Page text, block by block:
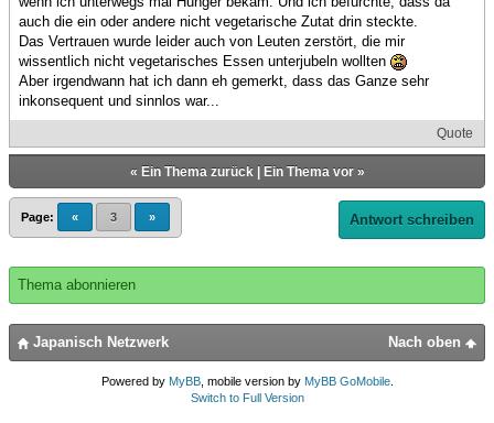
auch die ein oder andere nicht vegetarische Zutat drin steckte.
Das Vertrauen wurde leider auch von Leuten zerstört, die mir
wissentlich nicht vegetarisches Essen unterjubeln wollten
Aber irgendwann hat ich dann eh gemerkt, dass das Ganze sehr
inkonsequent und sinnlos war...
Quote
« Ein Thema zurück| Ein Thema vor»
Page: « 3 » Antwort schreiben
Thema abonnieren
Nach oben
Japanisch Netzwerk
Powered by MyBB, mobile version by MyBB GoMobile.
Switch to Full Version